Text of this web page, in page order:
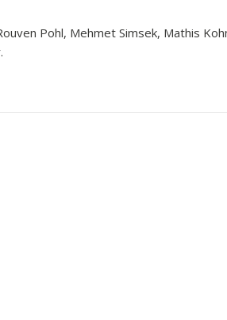
Pohl, Mehmet Simsek, Mathis